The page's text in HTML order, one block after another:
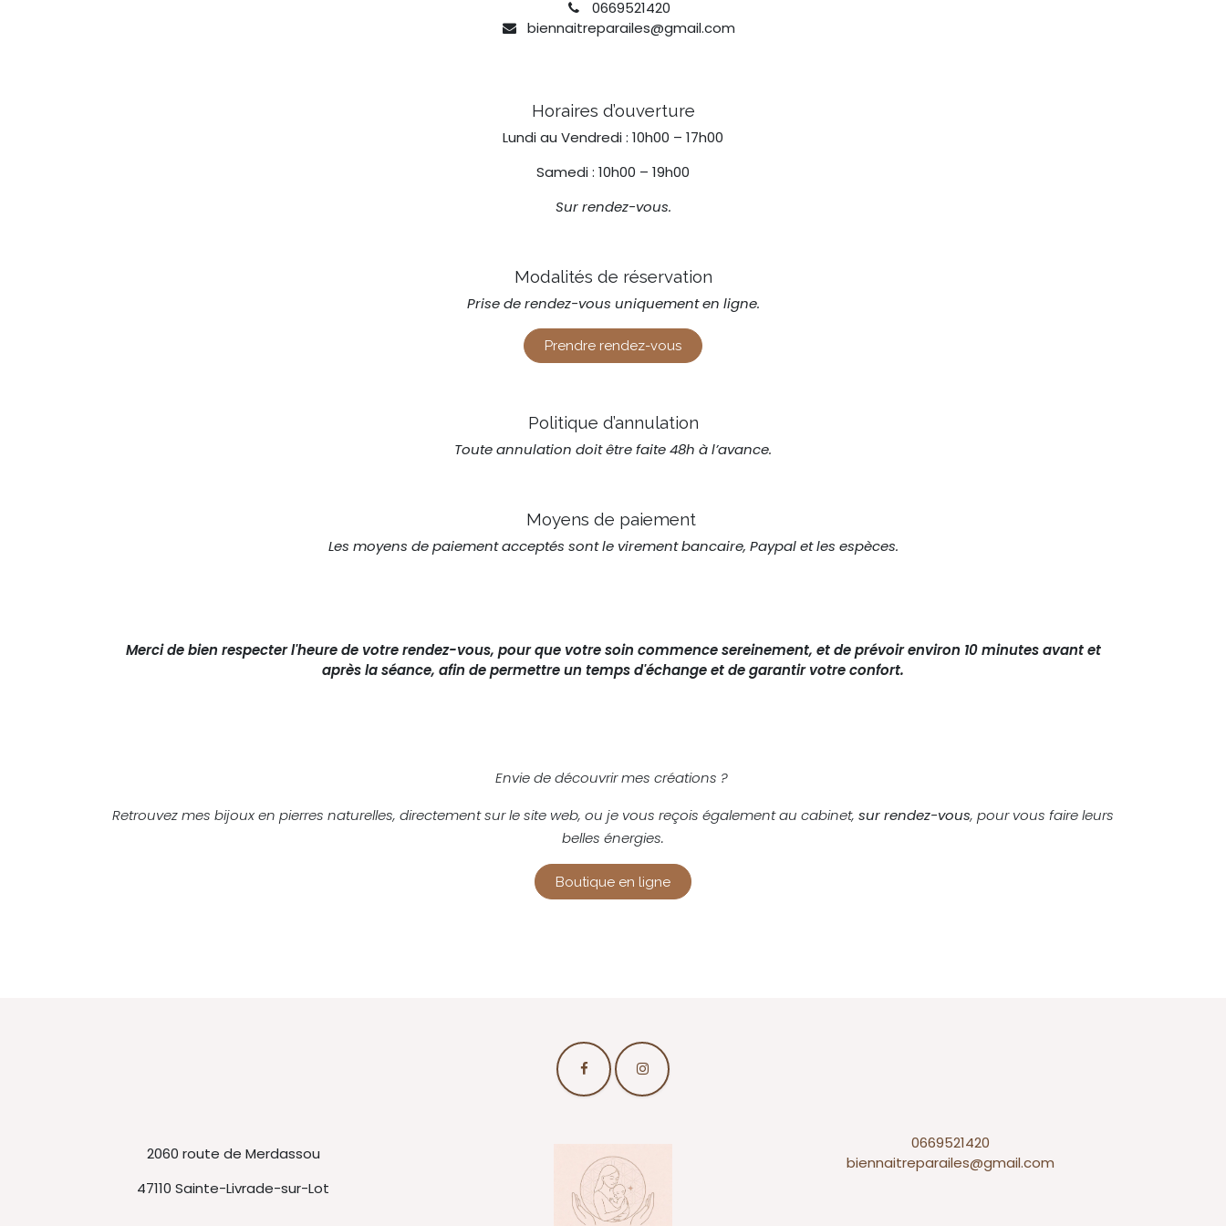
0669521420
biennaitreparailes@gmail.com
Horaires d’ouverture
Lundi au Vendredi : 10h00 – 17h00
Samedi : 10h00 – 19h00
Sur rendez-vous.
Modalités de réservation
Prise de rendez-vous uniquement en ligne.
Prendre rendez-vous
Politique d’annulation
Toute annulation doit être faite 48h à l’avance.
Moyens de paiement
Les moyens de paiement acceptés sont le virement bancaire, Paypal et les espèces.
Merci de bien respecter l'heure de votre rendez-vous, pour que votre soin commence sereinement, et de prévoir environ 10 minutes avant et
après la séance, afin de permettre un temps d'échange et de garantir votre confort.
Envie de découvrir mes créations ?
Retrouvez mes bijoux en pierres naturelles, directement sur le site web, ou je vous reçois également au cabinet, sur rendez-vous, pour vous faire leurs
belles énergies.
Boutique en ligne
2060 route de Merdassou
47110 Sainte-Livrade-sur-Lot
0669521420
biennaitreparailes@gmail.com